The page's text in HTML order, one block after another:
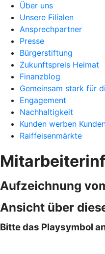
Über uns
Unsere Filialen
Ansprechpartner
Presse
Bürgerstiftung
Zukunftspreis Heimat
Finanzblog
Gemeinsam stark für
Engagement
Nachhaltigkeit
Kunden werben
Raiffeisenmärkte
Aufzeichnung
Ansicht über
Bitte das Playsymbol